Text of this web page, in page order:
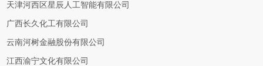
天津河西区星辰人工智能有限公司
广西长久化工有限公司
云南河树金融股份有限公司
江西渝宁文化有限公司